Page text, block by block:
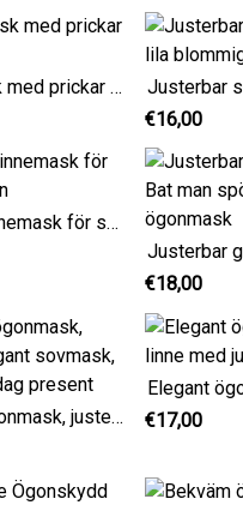
Söt sovmask med prickar för ögonen
€16,00
Svartgrön linnemask för sovande ögon
€18,00
Röd linne ögonmask, justerbar elegant sovmask, alla hjärtans dag present
€17,00